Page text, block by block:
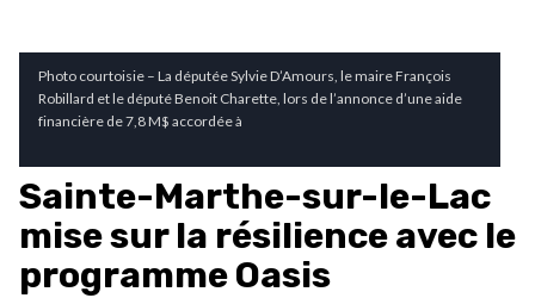
Photo courtoisie – La députée Sylvie D’Amours, le maire François
Robillard et le député Benoit Charette, lors de l’annonce d’une aide
financière de 7,8 M$ accordée à
Sainte-Marthe-sur-le-Lac
mise sur la résilience avec le
programme Oasis